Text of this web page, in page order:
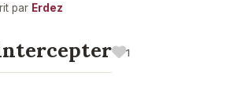
par Erdez
1